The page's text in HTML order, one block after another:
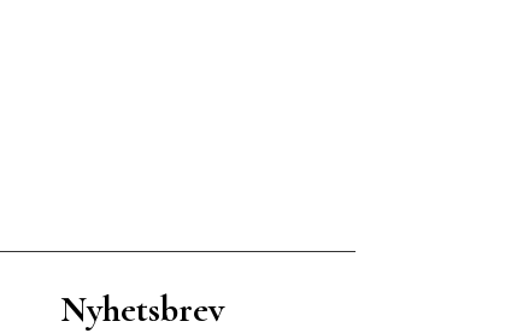
Nyhetsbrev